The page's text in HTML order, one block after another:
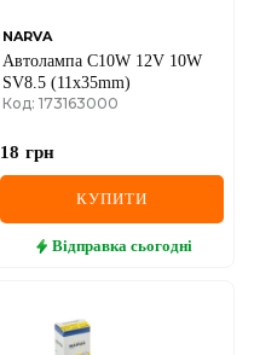
NARVA
Автолампа C10W 12V 10W
SV8.5 (11x35mm)
Код: 173163000
18 грн
КУПИТИ
Відправка сьогодні